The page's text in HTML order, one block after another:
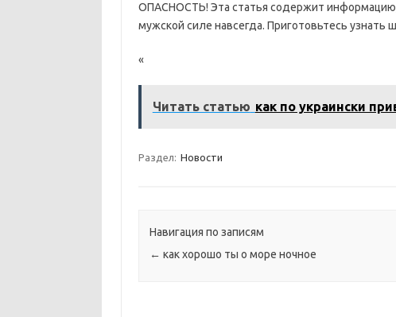
ОПАСНОСТЬ! Эта статья содержит
мужской силе навсегда. Приготовьтесь
«
Читать статью как по украински
Раздел: Новости
Навигация по записям
← как хорошо ты о море ночное